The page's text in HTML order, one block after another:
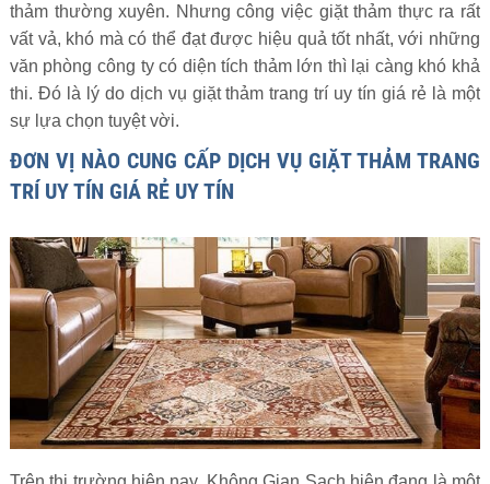
thảm thường xuyên. Nhưng công việc giặt thảm thực ra rất
vất vả, khó mà có thể đạt được hiệu quả tốt nhất, với những
văn phòng công ty có diện tích thảm lớn thì lại càng khó khả
thi. Đó là lý do dịch vụ giặt thảm trang trí uy tín giá rẻ là một
sự lựa chọn tuyệt vời.
ĐƠN VỊ NÀO CUNG CẤP DỊCH VỤ GIẶT THẢM TRANG
TRÍ UY TÍN GIÁ RẺ UY TÍN